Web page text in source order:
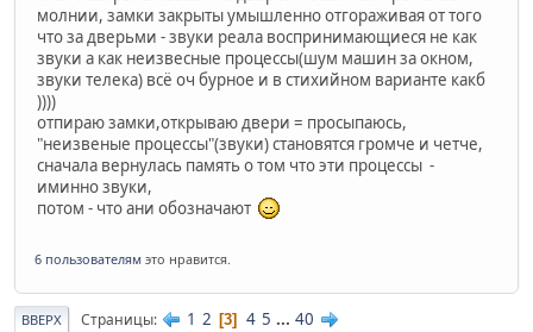
молнии, замки закрыты умышленно отгораживая от того
что за дверьми - звуки реала воспринимающиеся не как
звуки а как неизвесные процессы(шум машин за окном,
звуки телека) всё оч бурное и в стихийном варианте какб
))))
отпираю замки,открываю двери = просыпаюсь,
"неизвеные процессы"(звуки) становятся громче и четче,
сначала вернулась память о том что эти процессы -
иминно звуки,
потом - что ани обозначают
6 пользователям это нравится.
ВВЕРХ Страницы 1 2 3 4 5 ... 40